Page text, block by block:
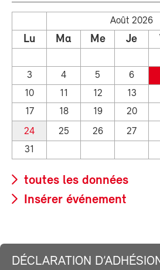
Août 2026
Lu Ma Me Je
3
4 5 6
10
11 12 13
17
18 19 20
24
25 26 27
31
toutes les données
Insérer événement
DÉCLARATION